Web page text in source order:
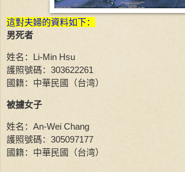
這對夫婦的資料如下：
男死者
姓名：Li-Min Hsu
護照號碼：303622261
國籍：中華民國（台湾）
被擄女子
姓名：An-Wei Chang
護照號碼：305097177
國籍：中華民國（台湾）